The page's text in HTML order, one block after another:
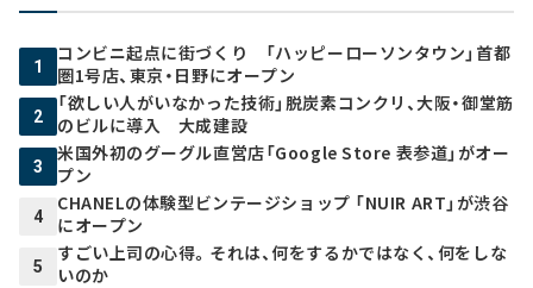
1
コンビニ起点に街づくり 「ハッピーローソンタウン」首都
圏1号店、東京・日野にオープン
2
「欲しい人がいなかった技術」脱炭素コンクリ、大阪・御堂筋
のビルに導入 大成建設
3
米国外初のグーグル直営店「Google Store 表参道」がオー
プン
4
CHANELの体験型ビンテージショップ 「NUIR ART」が渋谷
にオープン
5
すごい上司の心得。それは、何をするかではなく、何をしな
いのか